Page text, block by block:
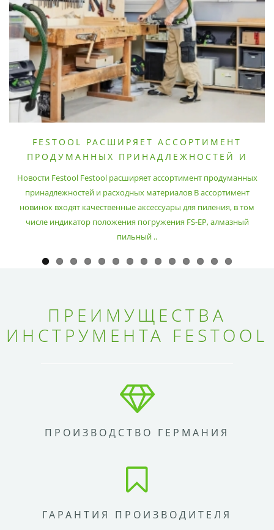
FESTOOL РАСШИРЯЕТ АССОРТИМЕНТ
ПРОДУМАННЫХ ПРИНАДЛЕЖНОСТЕЙ И
Новости Festool Festool расширяет ассортимент продуманных
принадлежностей и расходных материалов В ассортимент
новинок входят качественные аксессуары для пиления, в том
числе индикатор положения погружения FS-EP, алмазный
пильный ..
ПРЕИМУЩЕСТВА
ИНСТРУМЕНТА FESTOOL
ПРОИЗВОДСТВО ГЕРМАНИЯ
ГАРАНТИЯ ПРОИЗВОДИТЕЛЯ